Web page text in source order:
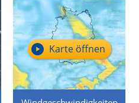
Karte öffnen